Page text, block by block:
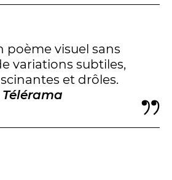
poème visuel sans
variations subtiles,
et drôles.
Télérama